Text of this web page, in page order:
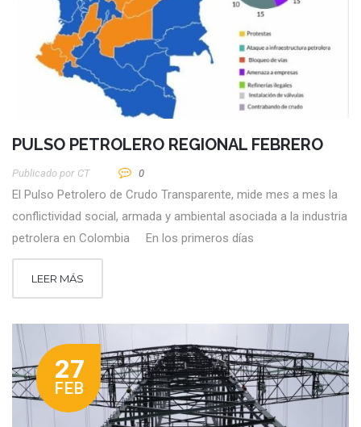
PULSO PETROLERO REGIONAL FEBRERO
Publicado por CT 0
El Pulso Petrolero de Crudo Transparente, mide mes a mes la
conflictividad social, armada y ambiental asociada a la industria
petrolera en Colombia En los primeros días
LEER MÁS
27
FEB